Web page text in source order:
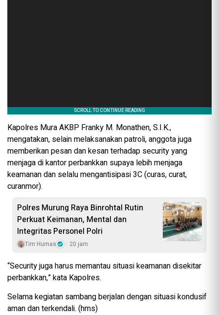
Kapolres Mura AKBP Franky M. Monathen, S.I.K.,
mengatakan, selain melaksanakan patroli, anggota juga
memberikan pesan dan kesan terhadap security yang
menjaga di kantor perbankkan supaya lebih menjaga
keamanan dan selalu mengantisipasi 3C (curas, curat,
curanmor).
Polres Murung Raya Binrohtal Rutin
Perkuat Keimanan, Mental dan
Integritas Personel Polri
Tim Humas 20 jam
“Security juga harus memantau situasi keamanan disekitar
perbankkan,” kata Kapolres.
Selama kegiatan sambang berjalan dengan situasi kondusif
aman dan terkendali. (hms)